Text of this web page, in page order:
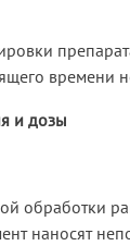
времени
и дозы
обработки
наносят